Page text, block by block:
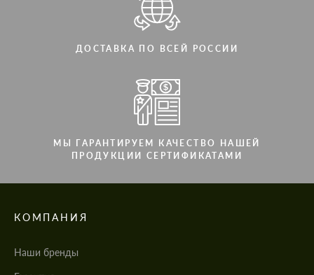
ДОСТАВКА ПО ВСЕЙ РОССИИ
МЫ ГАРАНТИРУЕМ КАЧЕСТВО НАШЕЙ
ПРОДУКЦИИ СЕРТИФИКАТАМИ
КОМПАНИЯ
Наши бренды